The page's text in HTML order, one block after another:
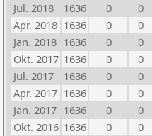
Jul. 2018
1636 0
0
Apr. 2018 1636 0
0
Jan. 2018 1636 0
0
Okt. 2017 1636 0
0
Jul. 2017
1636 0
0
Apr. 2017 1636 0
0
Jan. 2017 1636 0
0
Okt. 2016 1636 0
0